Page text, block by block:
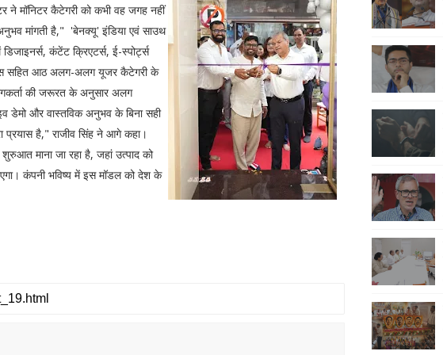
मॉनिटर कैटेगरी को कभी वह जगह नहीं
मांगती है," 'बेनक्यू' इंडिया एवं साउथ
कंटेंट क्रिएटर्स, ई-स्पोर्ट्स
सहित आठ अलग-अलग यूजर कैटेगरी के
की जरूरत के अनुसार अलग
डेमो और वास्तविक अनुभव के बिना सही
प्रयास है," राजीव सिंह ने आगे कहा।
माना जा रहा है, जहां उत्पाद को
कंपनी भविष्य में इस मॉडल को देश के